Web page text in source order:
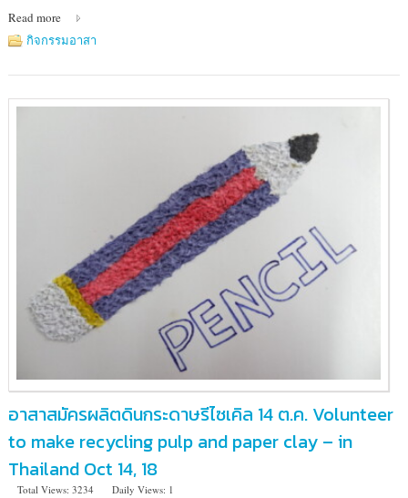
ศูนย์การค้า
ยู
มอลล์
ลาดพร้าว
Read more
กิจกรรมอาสา
อาสาสมัครผลิตดินกระดาษรีไซเคิล 14 ต.ค. Volunteer
to make recycling pulp and paper clay – in
Thailand Oct 14, 18
Total Views: 3234
Daily Views: 1